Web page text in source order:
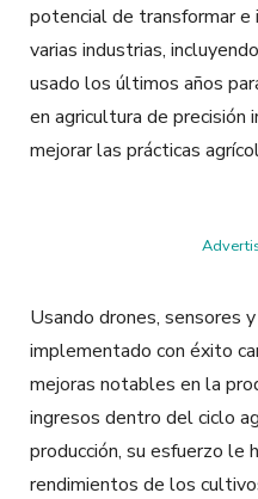
potencial de transformar
varias industrias,
usado los últimos años
en agricultura de precisión
mejorar las prácticas
Usando drones, sensores
implementado con éxito
mejoras notables en la
ingresos dentro del ciclo
producción, su esfuerzo le
rendimientos de los